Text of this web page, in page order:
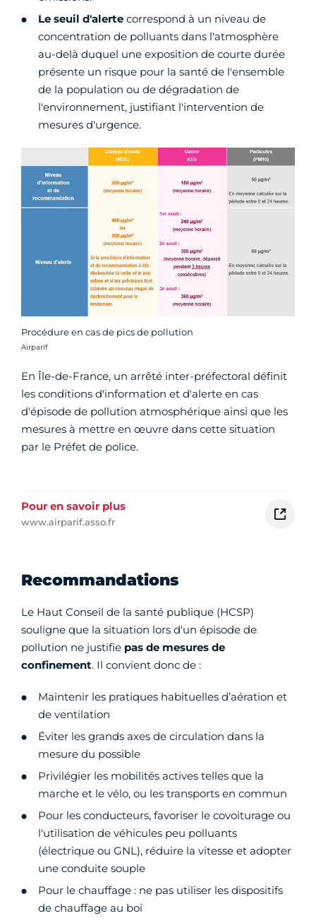
Le seuil d'alerte correspond à un niveau de
concentration de polluants dans l'atmosphère
au-delà duquel une exposition de courte durée
présente un risque pour la santé de l'ensemble
de la population ou de dégradation de
l'environnement, justifiant l'intervention de
mesures d'urgence.
Procédure en cas de pics de pollution
Crédit photo :
Airparif
En Île-de-France, un arrêté inter-préfectoral définit
les conditions d'information et d'alerte en cas
d'épisode de pollution atmosphérique ainsi que les
mesures à mettre en œuvre dans cette situation
par le Préfet de police.
Pour en savoir plus
www.airparif.asso.fr
Recommandations
Le Haut Conseil de la santé publique (HCSP)
souligne que la situation lors d'un épisode de
pollution ne justifie pas de mesures de
confinement. Il convient donc de :
Maintenir les pratiques habituelles d’aération et
de ventilation
Éviter les grands axes de circulation dans la
mesure du possible
Privilégier les mobilités actives telles que la
marche et le vélo, ou les transports en commun
Pour les conducteurs, favoriser le covoiturage ou
l'utilisation de véhicules peu polluants
(électrique ou GNL), réduire la vitesse et adopter
une conduite souple
Pour le chauffage : ne pas utiliser les dispositifs
de chauffage au boi